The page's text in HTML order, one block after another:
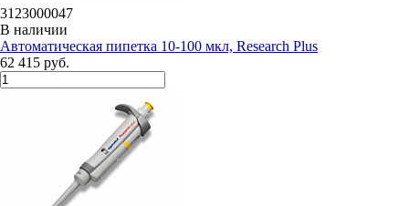
3123000047
В наличии
Автоматическая пипетка 10-100 мкл, Research Plus
62 415 руб.